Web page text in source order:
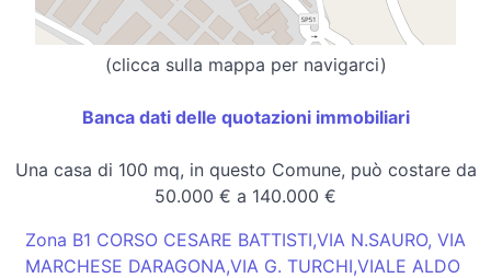
(clicca sulla mappa per navigarci)
Banca dati delle quotazioni immobiliari
Una casa di 100 mq, in questo Comune, può costare da
50.000 € a 140.000 €
Zona B1 CORSO CESARE BATTISTI,VIA N.SAURO, VIA
MARCHESE DARAGONA,VIA G. TURCHI,VIALE ALDO